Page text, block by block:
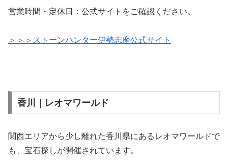
営業時間・定休日：公式サイトをご確認ください。
＞＞＞ストーンハンター伊勢志摩公式サイト
香川｜レオマワールド
関西エリアから少し離れた香川県にあるレオマワールドで
も、宝石探しが開催されています。